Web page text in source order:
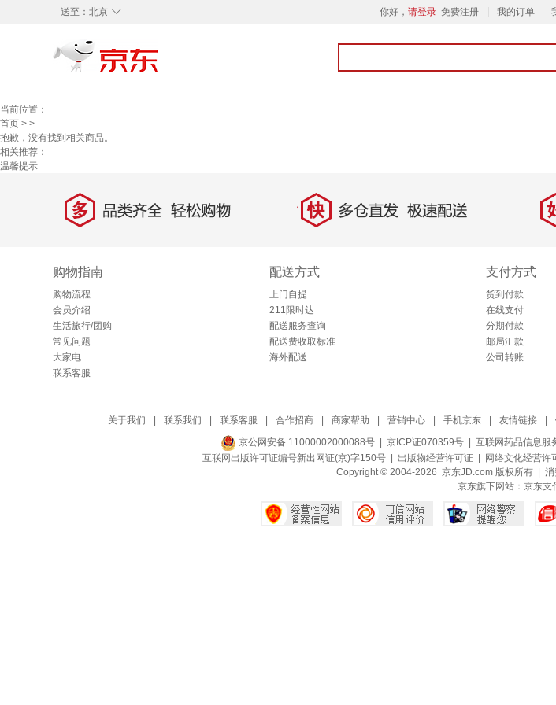
◇
送至： 北京 你好， 请登录 免费注册 我的订单
当前位置：
首页 > >
抱歉，没有找到相关商品。
相关推荐：
温馨提示
多 品类齐全，轻松购物 快 多仓直发，极速配送 好
购物指南
购物流程
会员介绍
生活旅行/团购
常见问题
大家电
联系客服
配送方式
上门自提
211限时达
配送服务查询
配送费收取标准
海外配送
支付方式
货到付款
在线支付
分期付款
邮局汇款
公司转账
关于我们 联系我们 联系客服 合作招商 商家帮助 营销中心 手机京东 友情链接
京公网安备 11000002000088号 | 京ICP证070359号 | 互联网药品信息服
互联网出版许可证编号新出网证(京)字150号 | 出版物经营许可证| 网络文化经营
Copyright © 2004-2026 京东JD.com 版权所有 |
京东旗下网站： 京东支